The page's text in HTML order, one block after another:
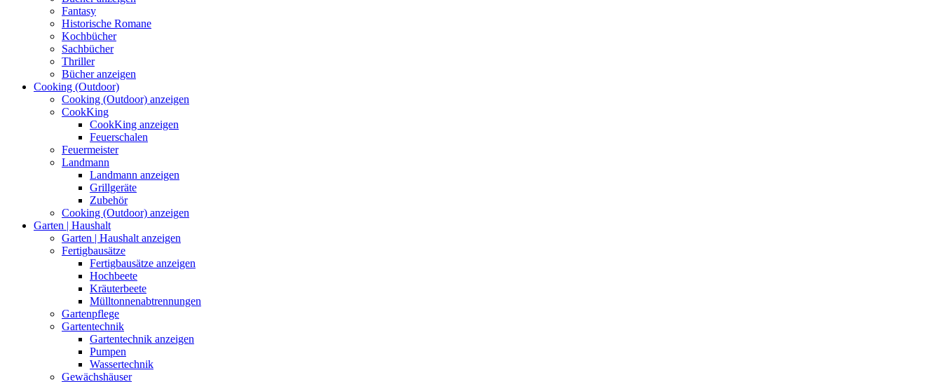
Fantasy
Historische Romane
Kochbücher
Sachbücher
Thriller
Bücher anzeigen
Cooking (Outdoor)
Cooking (Outdoor) anzeigen
CookKing
CookKing anzeigen
Feuerschalen
Feuermeister
Landmann
Landmann anzeigen
Grillgeräte
Zubehör
Cooking (Outdoor) anzeigen
Garten | Haushalt
Garten | Haushalt anzeigen
Fertigbausätze
Fertigbausätze anzeigen
Hochbeete
Kräuterbeete
Mülltonnenabtrennungen
Gartenpflege
Gartentechnik
Gartentechnik anzeigen
Pumpen
Wassertechnik
Gewächshäuser